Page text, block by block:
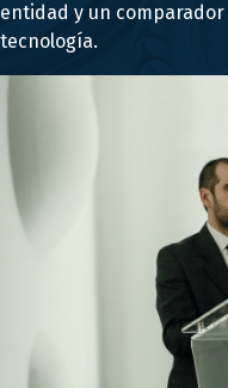
entidad y un
tecnología.